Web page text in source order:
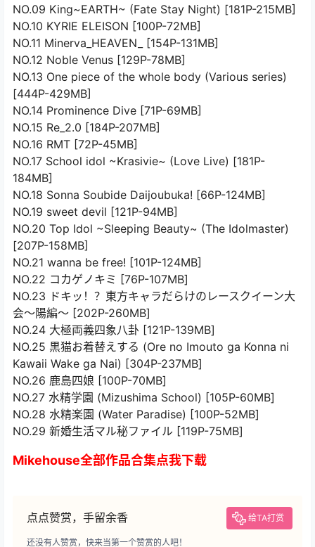
NO.09 King~EARTH~ (Fate Stay Night) [181P-215MB]
NO.10 KYRIE ELEISON [100P-72MB]
NO.11 Minerva_HEAVEN_ [154P-131MB]
NO.12 Noble Venus [129P-78MB]
NO.13 One piece of the whole body (Various series)
[444P-429MB]
NO.14 Prominence Dive [71P-69MB]
NO.15 Re_2.0 [184P-207MB]
NO.16 RMT [72P-45MB]
NO.17 School idol ~Krasivie~ (Love Live) [181P-
184MB]
NO.18 Sonna Soubide Daijoubuka! [66P-124MB]
NO.19 sweet devil [121P-94MB]
NO.20 Top Idol ~Sleeping Beauty~ (The Idolmaster)
[207P-158MB]
NO.21 wanna be free! [101P-124MB]
NO.22 コカゲノキミ [76P-107MB]
NO.23 ドキッ！？東方キャラだらけのレースクイーン大
会～陽編～ [202P-260MB]
NO.24 大極両義四象八卦 [121P-139MB]
NO.25 黒猫お着替えする (Ore no Imouto ga Konna ni
Kawaii Wake ga Nai) [304P-237MB]
NO.26 鹿島四娘 [100P-70MB]
NO.27 水精学園 (Mizushima School) [105P-60MB]
NO.28 水精楽園 (Water Paradise) [100P-52MB]
NO.29 新婚生活マル秘ファイル [119P-75MB]
Mikehouse全部作品合集点我下载
点点赞赏，手留余香 给TA打赏
还没有人赞赏，快来当第一个赞赏的人吧！